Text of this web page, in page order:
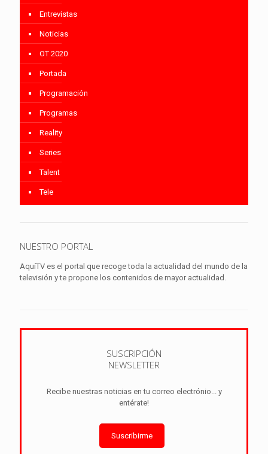
Entrevistas
Noticias
OT 2020
Portada
Programación
Programas
Reality
Series
Talent
Tele
NUESTRO PORTAL
AquíTV es el portal que recoge toda la actualidad del mundo de la
televisión y te propone los contenidos de mayor actualidad.
SUSCRIPCIÓN
NEWSLETTER
Recibe nuestras noticias en tu correo electrónio... y
entérate!
Suscribirme